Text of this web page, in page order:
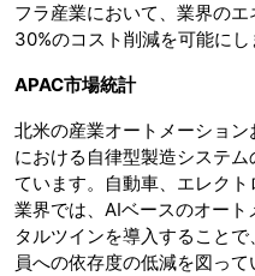
フラ産業において、業界の
30%のコスト削減を可能にし
APAC市場統計
北米の産業オートメーショ
における自律型製造システ
ています。自動車、エレク
業界では、AIベースのオー
タルツインを導入すること
員への依存度の低減を図っ